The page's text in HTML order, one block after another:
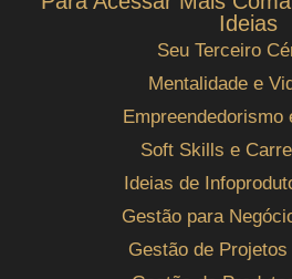
Ideias
Seu Terceiro
Mentalidade e
Empreendedorismo
Soft Skills e
Ideias de
Gestão para
Gestão de